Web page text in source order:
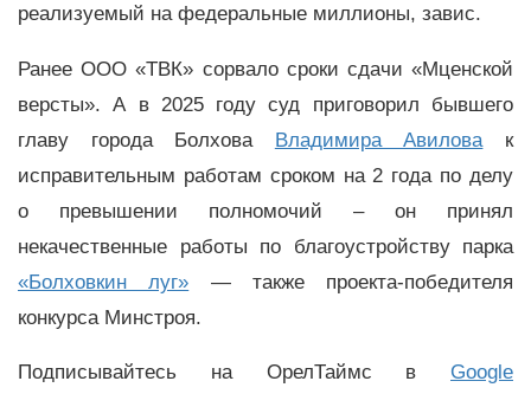
реализуемый на федеральные миллионы, завис.
Ранее ООО «ТВК» сорвало сроки сдачи «Мценской
версты». А в 2025 году суд приговорил бывшего
главу города Болхова Владимира Авилова к
исправительным работам сроком на 2 года по делу
о превышении полномочий – он принял
некачественные работы по благоустройству парка
«Болховкин луг» — также проекта-победителя
конкурса Минстроя.
Подписывайтесь на ОрелТаймс в Google